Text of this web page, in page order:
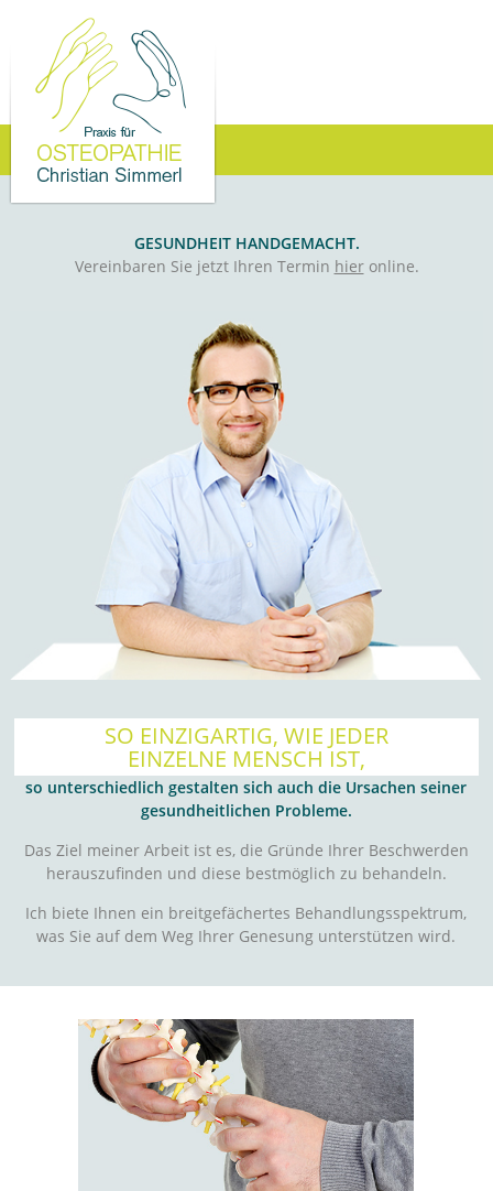
GESUNDHEIT HANDGEMACHT.
Vereinbaren Sie jetzt Ihren Termin hieronline.
SO EINZIGARTIG, WIE JEDER
EINZELNE MENSCH IST,
so unterschiedlich gestalten sich auch die Ursachen seiner
gesundheitlichen Probleme.
Das Ziel meiner Arbeit ist es, die Gründe Ihrer Beschwerden
herauszufinden und diese bestmöglich zu behandeln.
Ich biete Ihnen ein breitgefächertes Behandlungsspektrum,
was Sie auf dem Weg Ihrer Genesung unterstützen wird.